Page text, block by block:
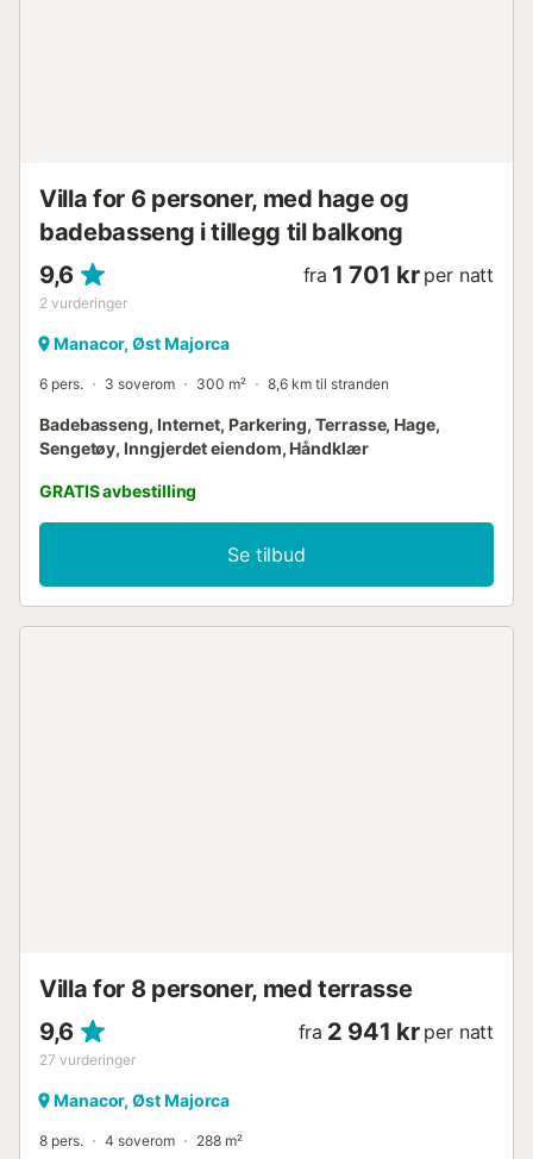
Villa for 6 personer, med hage og
badebasseng i tillegg til balkong
9,6
2 vurderinger
fra 1 701 kr per natt
Manacor, Øst Majorca
6 pers. 3 soverom 300 m² 8,6 km til stranden
Badebasseng, Internet, Parkering, Terrasse, Hage,
Sengetøy, Inngjerdet eiendom, Håndklær
GRATIS avbestilling
Se tilbud
Villa for 8 personer, med terrasse
9,6
27 vurderinger
fra 2 941 kr per natt
Manacor, Øst Majorca
8 pers. 4 soverom 288 m²